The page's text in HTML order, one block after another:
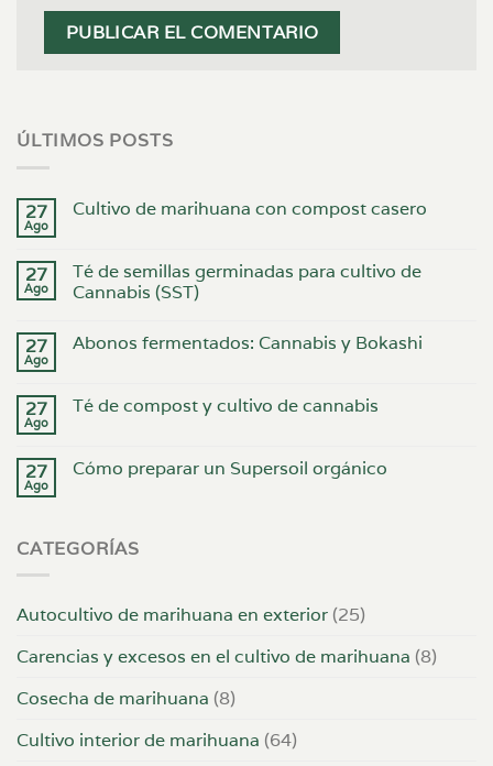
ÚLTIMOS POSTS
27
Ago
Cultivo de marihuana con compost casero
27
Ago
Té de semillas germinadas para cultivo de
Cannabis (SST)
27
Ago
Abonos fermentados: Cannabis y Bokashi
27
Ago
Té de compost y cultivo de cannabis
27
Ago
Cómo preparar un Supersoil orgánico
CATEGORÍAS
Autocultivo de marihuana en exterior (25)
Carencias y excesos en el cultivo de marihuana (8)
Cosecha de marihuana (8)
Cultivo interior de marihuana (64)